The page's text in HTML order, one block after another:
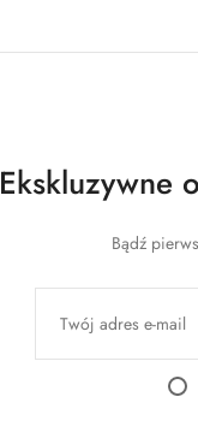
Ekskluzywne
Bądź